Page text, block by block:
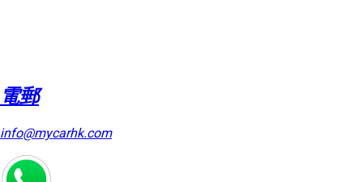
電郵
info@mycarhk.com